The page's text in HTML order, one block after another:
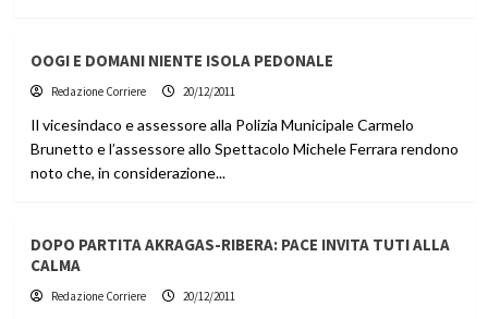
OOGI E DOMANI NIENTE ISOLA PEDONALE
Redazione Corriere 20/12/2011
Il vicesindaco e assessore alla Polizia Municipale Carmelo
Brunetto e l’assessore allo Spettacolo Michele Ferrara rendono
noto che, in considerazione...
DOPO PARTITA AKRAGAS-RIBERA: PACE INVITA TUTI ALLA
CALMA
Redazione Corriere 20/12/2011